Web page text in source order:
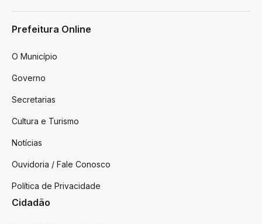
Prefeitura Online
O Município
Governo
Secretarias
Cultura e Turismo
Notícias
Ouvidoria / Fale Conosco
Política de Privacidade
Cidadão